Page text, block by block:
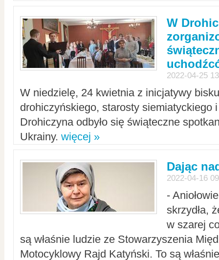
W
2022-04-25
W niedzielę, 24 kwietnia z inicjatywy
drohiczyńskiego, starosty siemiatyckiego
Drohiczyna odbyło się świąteczne
Ukrainy. więcej »
Dając
2022-04-16
-
skrzydła,
w szarej
są właśnie ludzie ze Stowarzyszenia
Motocyklowy Rajd Katyński. To są